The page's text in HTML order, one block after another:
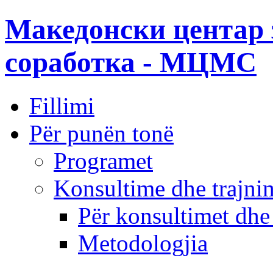
Македонски центар
соработка - МЦМС
Fillimi
Për punën tonë
Programet
Konsultime dhe
Për konsultimet
Metodologjia